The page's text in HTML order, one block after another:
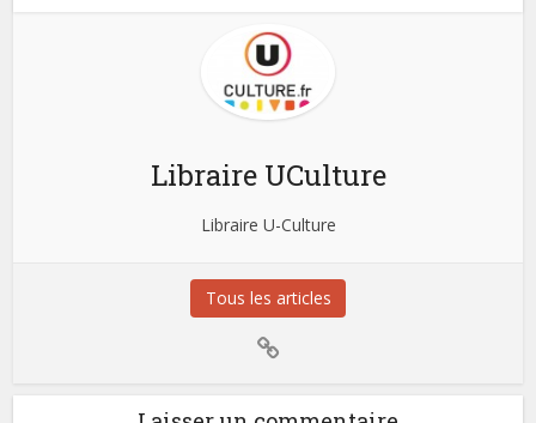
Libraire UCulture
Libraire U-Culture
Tous les articles